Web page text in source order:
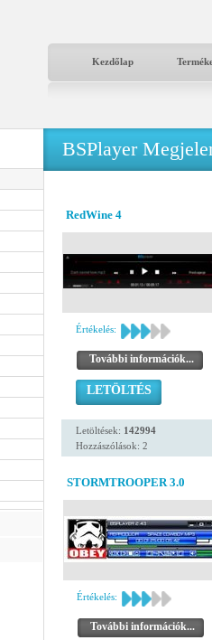
Kezdőlap
BSPlayer
RedWine 4
Értékelés:
További információk...
LETÖLTÉS
Letöltések: 142994
Hozzászólások: 2
STORMTROOPER 3.0
Értékelés:
További információk...